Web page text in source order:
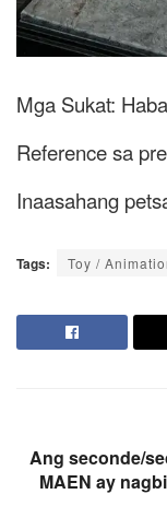
Mga Sukat:
Reference sa
Inaasahang
Tags: Toy /
Ang seconde/
MAEN ay